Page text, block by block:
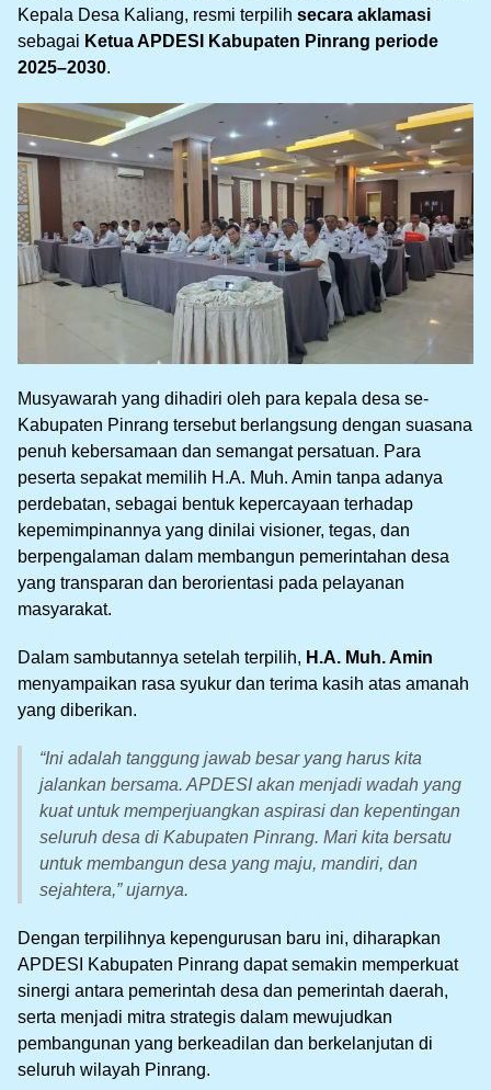
Kepala Desa Kaliang, resmi terpilih secara aklamasi
sebagai Ketua APDESI Kabupaten Pinrang periode
2025–2030.
Musyawarah yang dihadiri oleh para kepala desa se-
Kabupaten Pinrang tersebut berlangsung dengan suasana
penuh kebersamaan dan semangat persatuan. Para
peserta sepakat memilih H.A. Muh. Amin tanpa adanya
perdebatan, sebagai bentuk kepercayaan terhadap
kepemimpinannya yang dinilai visioner, tegas, dan
berpengalaman dalam membangun pemerintahan desa
yang transparan dan berorientasi pada pelayanan
masyarakat.
Dalam sambutannya setelah terpilih, H.A. Muh. Amin
menyampaikan rasa syukur dan terima kasih atas amanah
yang diberikan.
“Ini adalah tanggung jawab besar yang harus kita
jalankan bersama. APDESI akan menjadi wadah yang
kuat untuk memperjuangkan aspirasi dan kepentingan
seluruh desa di Kabupaten Pinrang. Mari kita bersatu
untuk membangun desa yang maju, mandiri, dan
sejahtera,” ujarnya.
Dengan terpilihnya kepengurusan baru ini, diharapkan
APDESI Kabupaten Pinrang dapat semakin memperkuat
sinergi antara pemerintah desa dan pemerintah daerah,
serta menjadi mitra strategis dalam mewujudkan
pembangunan yang berkeadilan dan berkelanjutan di
seluruh wilayah Pinrang.